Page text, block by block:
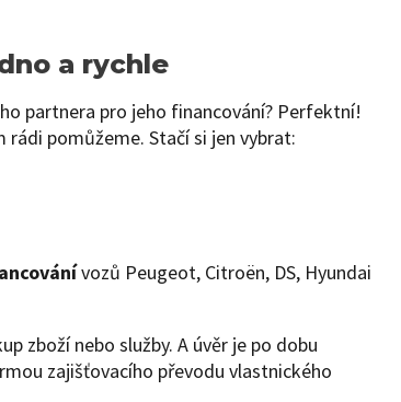
a rychle
partnera pro jeho financování? Perfektní!
rádi pomůžeme. Stačí si jen vybrat:
vozů Peugeot, Citroën, DS, Hyundai
zboží nebo služby. A úvěr je po dobu
zajišťovacího převodu vlastnického